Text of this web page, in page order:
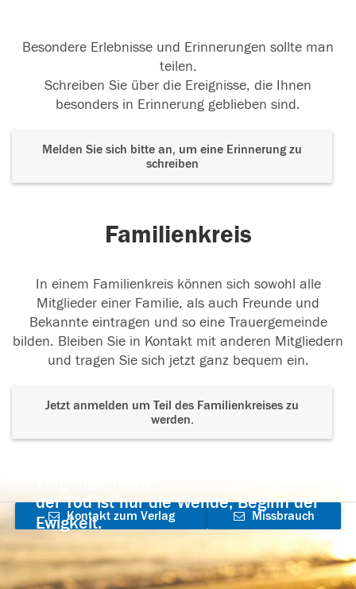
Besondere Erlebnisse und Erinnerungen sollte man
teilen.
Schreiben Sie über die Ereignisse, die Ihnen
besonders in Erinnerung geblieben sind.
Melden Sie sich bitte an, um eine Erinnerung zu
schreiben
Familienkreis
In einem Familienkreis können sich sowohl alle
Mitglieder einer Familie, als auch Freunde und
Bekannte eintragen und so eine Trauergemeinde
bilden. Bleiben Sie in Kontakt mit anderen Mitgliedern
und tragen Sie sich jetzt ganz bequem ein.
Jetzt anmelden um Teil des Familienkreises zu
werden.
der Tod ist nur die Wende, Beginn der
Ewigkeit.
Kontakt zum Verlag
aufnehmen
Missbrauch